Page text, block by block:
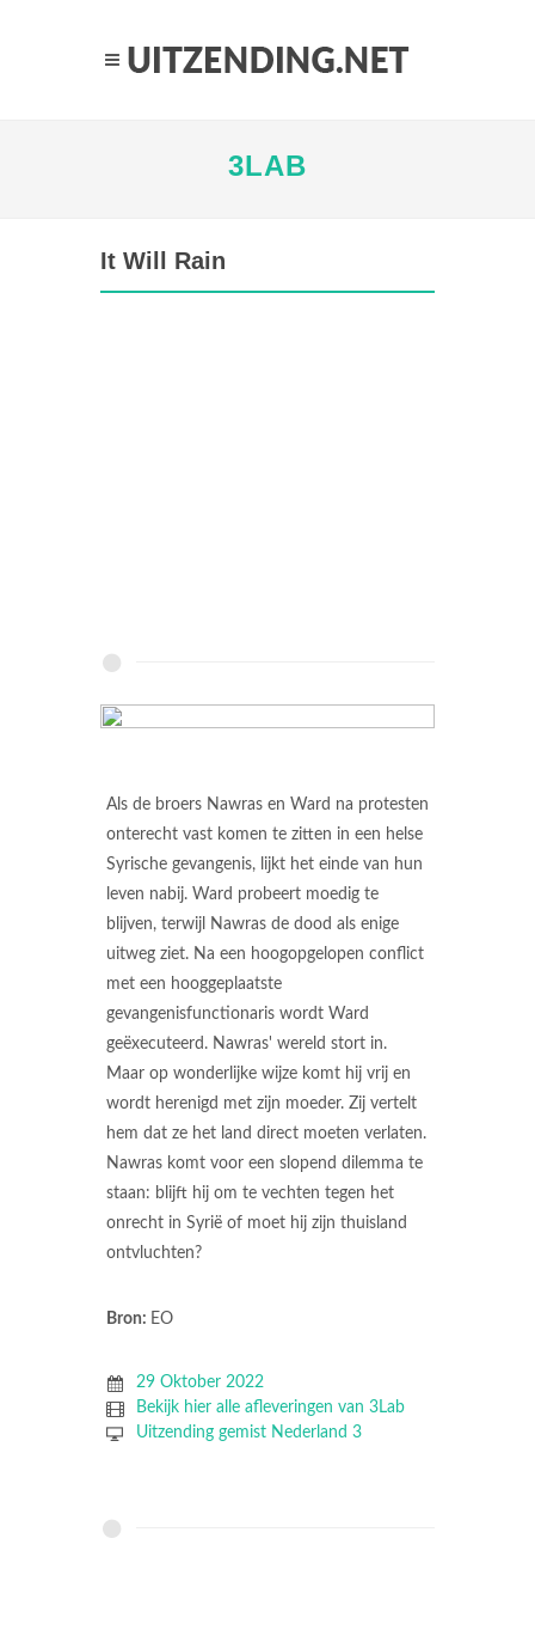
3LAB
It Will Rain
Als de broers Nawras en Ward na protesten
onterecht vast komen te zitten in een helse
Syrische gevangenis, lijkt het einde van hun
leven nabij. Ward probeert moedig te
blijven, terwijl Nawras de dood als enige
uitweg ziet. Na een hoogopgelopen conflict
met een hooggeplaatste
gevangenisfunctionaris wordt Ward
geëxecuteerd. Nawras' wereld stort in.
Maar op wonderlijke wijze komt hij vrij en
wordt herenigd met zijn moeder. Zij vertelt
hem dat ze het land direct moeten verlaten.
Nawras komt voor een slopend dilemma te
staan: blijft hij om te vechten tegen het
onrecht in Syrië of moet hij zijn thuisland
ontvluchten?
Bron: EO
29 Oktober 2022
Bekijk hier alle afleveringen van 3Lab
Uitzending gemist Nederland 3